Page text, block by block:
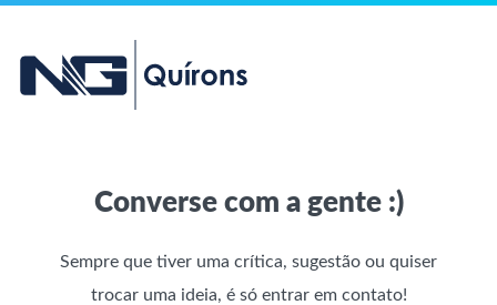
Converse com a gente :)
Sempre que tiver uma crítica, sugestão ou quiser
trocar uma ideia, é só entrar em contato!